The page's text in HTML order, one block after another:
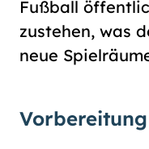
Fußball
zustehen, was
neue